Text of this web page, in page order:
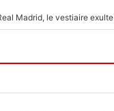
Madrid, le vestiaire exulte